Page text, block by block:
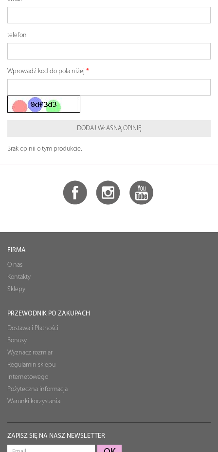
telefon
Wprowadź kod do pola niżej
DODAJ WŁASNĄ OPINIĘ
Brak opinii o tym produkcie.
FIRMA
O nas
Kontakty
Sklepy
PRZEWODNIK PO ZAKUPACH
Dostawa i Płatności
Bonusy
Wyznacz rozmiar
Regulamin sklepu
internetowego
Pożyteczna informacja
Warunki korzystania
ZAPISZ SIĘ NA NASZ NEWSLETTER